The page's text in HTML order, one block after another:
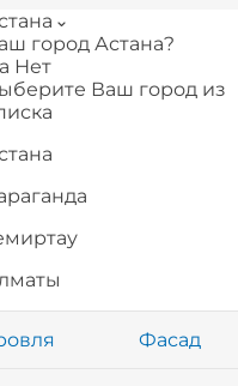
город Астана?
Нет
Ваш город из
Фасад